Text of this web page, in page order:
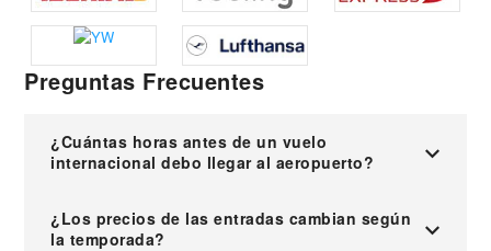
Preguntas Frecuentes
¿Cuántas horas antes de un vuelo
internacional debo llegar al aeropuerto?
¿Los precios de las entradas cambian según
la temporada?